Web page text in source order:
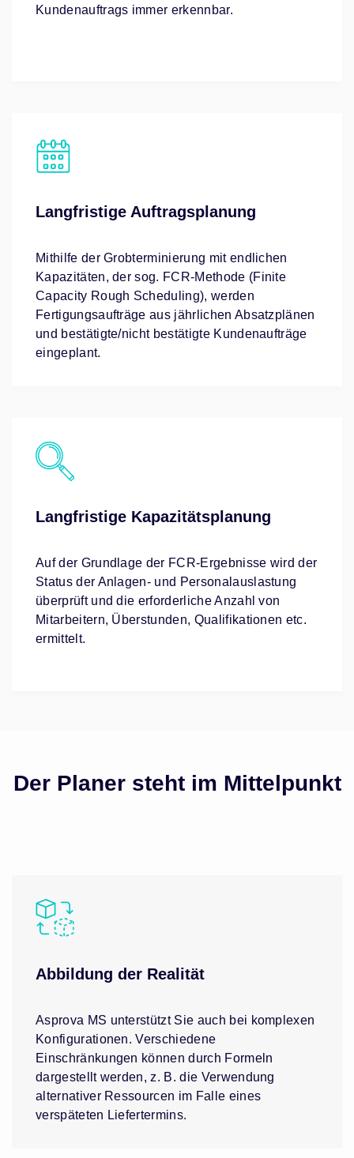
Kundenauftrags immer erkennbar.
Langfristige Auftragsplanung
Mithilfe der Grobterminierung mit endlichen
Kapazitäten, der sog. FCR-Methode (Finite
Capacity Rough Scheduling), werden
Fertigungsaufträge aus jährlichen Absatzplänen
und bestätigte/nicht bestätigte Kundenaufträge
eingeplant.
Langfristige Kapazitätsplanung
Auf der Grundlage der FCR-Ergebnisse wird der
Status der Anlagen- und Personalauslastung
überprüft und die erforderliche Anzahl von
Mitarbeitern, Überstunden, Qualifikationen etc.
ermittelt.
Der Planer steht im Mittelpunkt
Abbildung der Realität
Asprova MS unterstützt Sie auch bei komplexen
Konfigurationen. Verschiedene
Einschränkungen können durch Formeln
dargestellt werden, z. B. die Verwendung
alternativer Ressourcen im Falle eines
verspäteten Liefertermins.